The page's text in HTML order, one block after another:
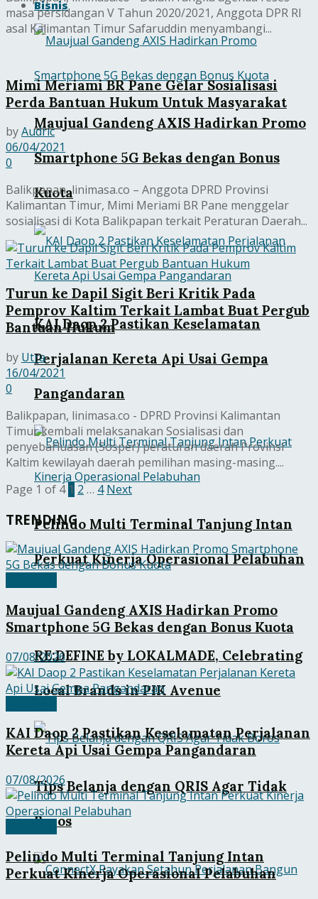
Bisnis
Maujual Gandeng AXIS Hadirkan Promo
Smartphone 5G Bekas dengan Bonus
Kuota
KAI Daop 2 Pastikan Keselamatan
Perjalanan Kereta Api Usai Gempa
Pangandaran
Pelindo Multi Terminal Tanjung Intan
Perkuat Kinerja Operasional Pelabuhan
RE:DEFINE by LOKALMADE, Celebrating
Local Brands in PIK Avenue
Tips Belanja dengan QRIS Agar Tidak
Boros
masa persidangan V Tahun 2020/2021, Anggota DPR RI
asal Kalimantan Timur Safaruddin menyambangi...
Mimi Meriami BR Pane Gelar Sosialisasi
Perda Bantuan Hukum Untuk Masyarakat
byAudric
06/04/2021
0
Balikpapan, linimasa.co – Anggota DPRD Provinsi
Kalimantan Timur, Mimi Meriami BR Pane menggelar
sosialisasi di Kota Balikpapan terkait Peraturan Daerah...
Turun ke Dapil Sigit Beri Kritik Pada
Pemprov Kaltim Terkait Lambat Buat Pergub
Bantuan Hukum
by Utra
16/04/2021
0
Balikpapan, linimasa.co - DPRD Provinsi Kalimantan
Timur kembali melaksanakan Sosialisasi dan
penyebarluasan (Sosper) peraturan daerah Provinsi
Kaltim kewilayah daerah pemilihan masing-masing....
Page 1 of 4 1 2 … 4 Next
TRENDING
Maujual Gandeng AXIS Hadirkan Promo
Smartphone 5G Bekas dengan Bonus Kuota
07/08/2026
KAI Daop 2 Pastikan Keselamatan Perjalanan
Kereta Api Usai Gempa Pangandaran
07/08/2026
Pelindo Multi Terminal Tanjung Intan
Perkuat Kinerja Operasional Pelabuhan